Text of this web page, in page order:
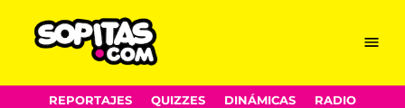
content
Menu
REPORTAJES QUIZZES DINÁMICAS RADIO
Hail Mary